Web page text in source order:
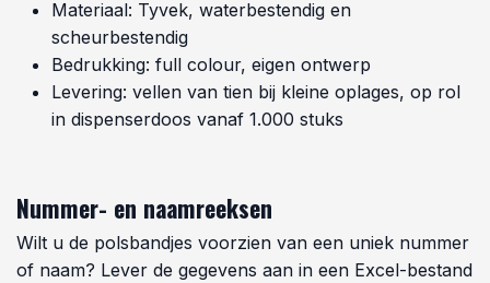
Materiaal: Tyvek, waterbestendig en
scheurbestendig
Bedrukking: full colour, eigen ontwerp
Levering: vellen van tien bij kleine oplages, op rol
in dispenserdoos vanaf 1.000 stuks
Nummer- en naamreeksen
Wilt u de polsbandjes voorzien van een uniek nummer
of naam? Lever de gegevens aan in een Excel-bestand